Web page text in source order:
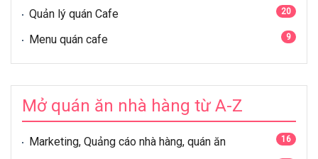
Quản lý quán Cafe 20
Menu quán cafe 9
Mở quán ăn nhà hàng từ A-Z
Marketing, Quảng cáo nhà hàng, quán ăn 16